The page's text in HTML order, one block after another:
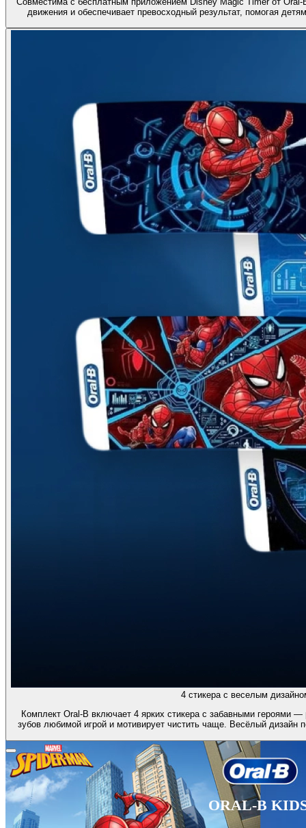
движения и обеспечивает превосходный результат, помогая
4 стикера с веселым
Комплект Oral-B включает 4 ярких стикера с забавными героями
зубов любимой игрой и мотивирует чистить чаще. Весёлый дизайн
ORAL-B